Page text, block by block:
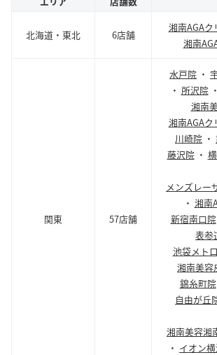
北海道・東北 6店舗
湘南AGA
湘南
関東 57店舗
水戸院 ・
・ 所沢院 ・
湘南
湘南AGA
川崎院 ・
藤沢院 ・
メンズレー
・ 湘南
新宿南口院
表参
池袋メト
湘南美容
錦糸町院
自由が丘
湘南美容湘
・ イオン